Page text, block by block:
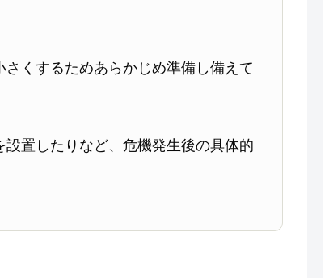
くするためあらかじめ準備し備えて
置したりなど、危機発生後の具体的